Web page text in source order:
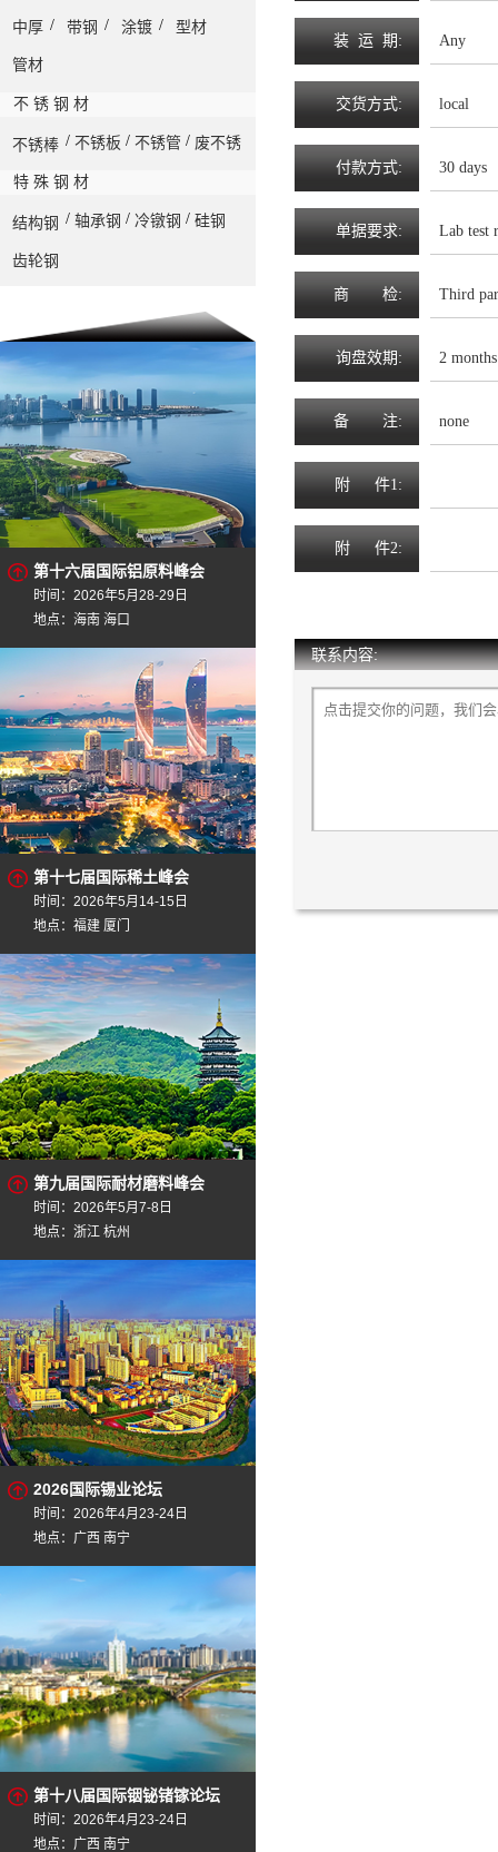
中厚 / 带钢 / 涂镀 / 型材
管材
不 锈 钢 材
不锈棒 / 不锈板 / 不锈管 / 废不锈
特 殊 钢 材
结构钢 / 轴承钢 / 冷镦钢 / 硅钢
齿轮钢
第十六届国际铝原料峰会
时间：2026年5月28-29日
地点：海南 海口
第十七届国际稀土峰会
时间：2026年5月14-15日
地点：福建 厦门
第九届国际耐材磨料峰会
时间：2026年5月7-8日
地点：浙江 杭州
2026国际锡业论坛
时间：2026年4月23-24日
地点：广西 南宁
第十八届国际铟铋锗镓论坛
时间：2026年4月23-24日
地点：广西 南宁
装 运 期 : Any
交货方式: local
付款方式: 30 days
单据要求: Lab test
商 检: Third
询盘效期 : 2 months
备 注: none
附 件1:
附 件2:
联系内容: